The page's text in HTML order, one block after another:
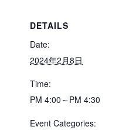
DETAILS
Date:
2024年2月8日
Time:
PM 4:00～PM 4:30
Event Categories: